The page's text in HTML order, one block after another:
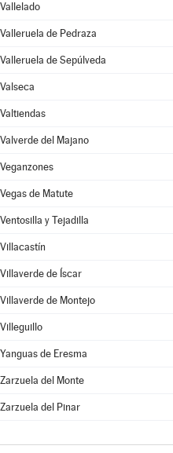
Vallelado
Valleruela de Pedraza
Valleruela de Sepúlveda
Valseca
Valtiendas
Valverde del Majano
Veganzones
Vegas de Matute
Ventosilla y Tejadilla
Villacastín
Villaverde de Íscar
Villaverde de Montejo
Villeguillo
Yanguas de Eresma
Zarzuela del Monte
Zarzuela del Pinar